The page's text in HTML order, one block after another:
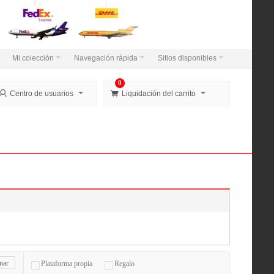
Mi colección Navegación rápida Sitios disponibles
 Centro de usuarios  Liquidación del carrito
0
Plataforma propia Regalo